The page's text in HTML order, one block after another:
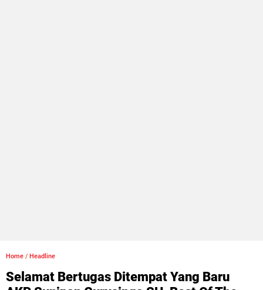
Home / Headline
Selamat Bertugas Ditempat Yang Baru